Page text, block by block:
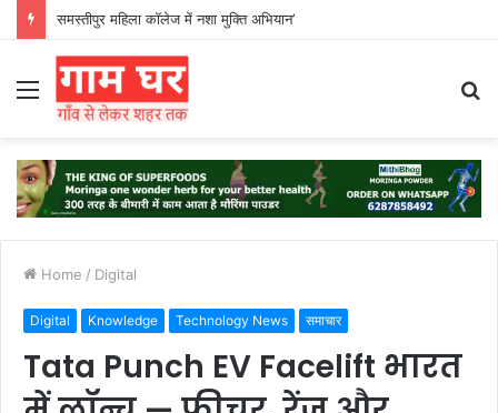
हड़ताली सफाईकर्मियों ने नगर निगम का घेराव किया’
Menu
Home / Digital
Digital Knowledge Technology News समाचार
Tata Punch EV Facelift भारत